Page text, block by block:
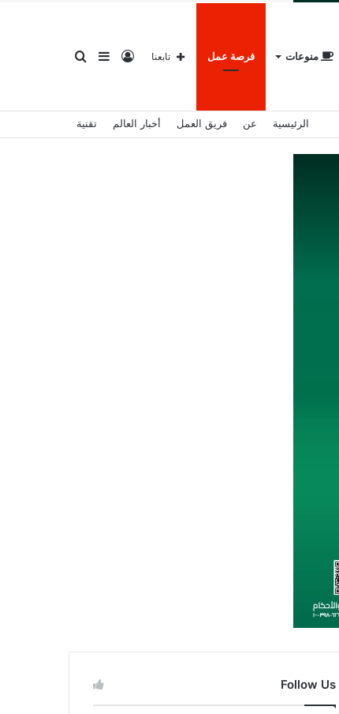
منوعات فرصة عمل بحثإضافةتسجيل تابعنا
الرئيسية عن فريق العمل أخبار العالم تقنية
Follow Us